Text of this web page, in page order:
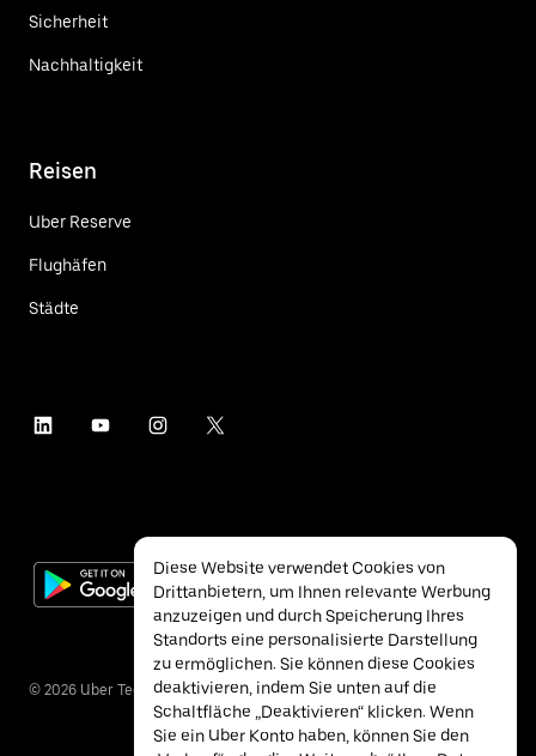
Sicherheit
Nachhaltigkeit
Reisen
Uber Reserve
Flughäfen
Städte
© 2026 Uber Technologies Inc.
Diese Website verwendet Cookies von
Drittanbietern, um Ihnen relevante Werbung
anzuzeigen und durch Speicherung Ihres
Standorts eine personalisierte Darstellung
zu ermöglichen. Sie können diese Cookies
deaktivieren, indem Sie unten auf die
Schaltfläche „Deaktivieren“ klicken. Wenn
Sie ein Uber Konto haben, können Sie den